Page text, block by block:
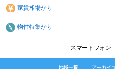
家賃相場から
物件特集から
スマートフォン
地域一覧 アーカイ